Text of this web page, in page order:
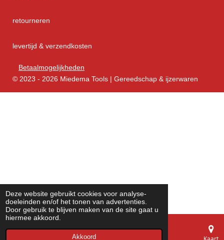
Deze website gebruikt cookies voor analyse-
doeleinden en/of het tonen van advertenties.
Door gebruik te blijven maken van de site gaat u
hiermee akkoord.
Akkoord
retourneren
levertijd & verzendkosten
Betaalmogelijkheden
© 2023 - 2026 Miedema Tools | Gereedschap & ijzerwaren